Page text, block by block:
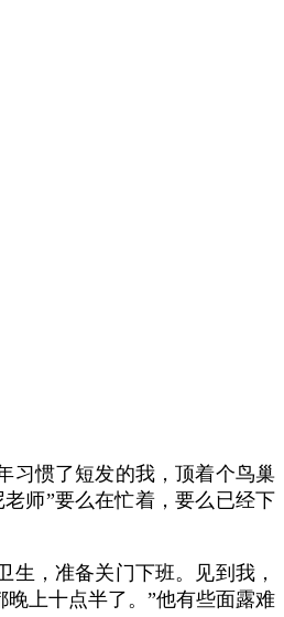
习惯了短发的我，顶着个鸟巢
师”要么在忙着，要么已经下
，准备关门下班。见到我，
上十点半了。”他有些面露难